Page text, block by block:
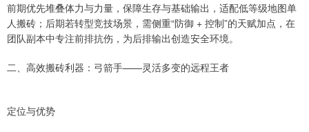
前期优先堆叠体力与力量，保障生存与基础输出，适配低等级地图单
人搬砖；后期若转型竞技场景，需侧重“防御 + 控制”的天赋加点，在
团队副本中专注前排抗伤，为后排输出创造安全环境。
二、高效搬砖利器：弓箭手——灵活多变的远程王者
定位与优势